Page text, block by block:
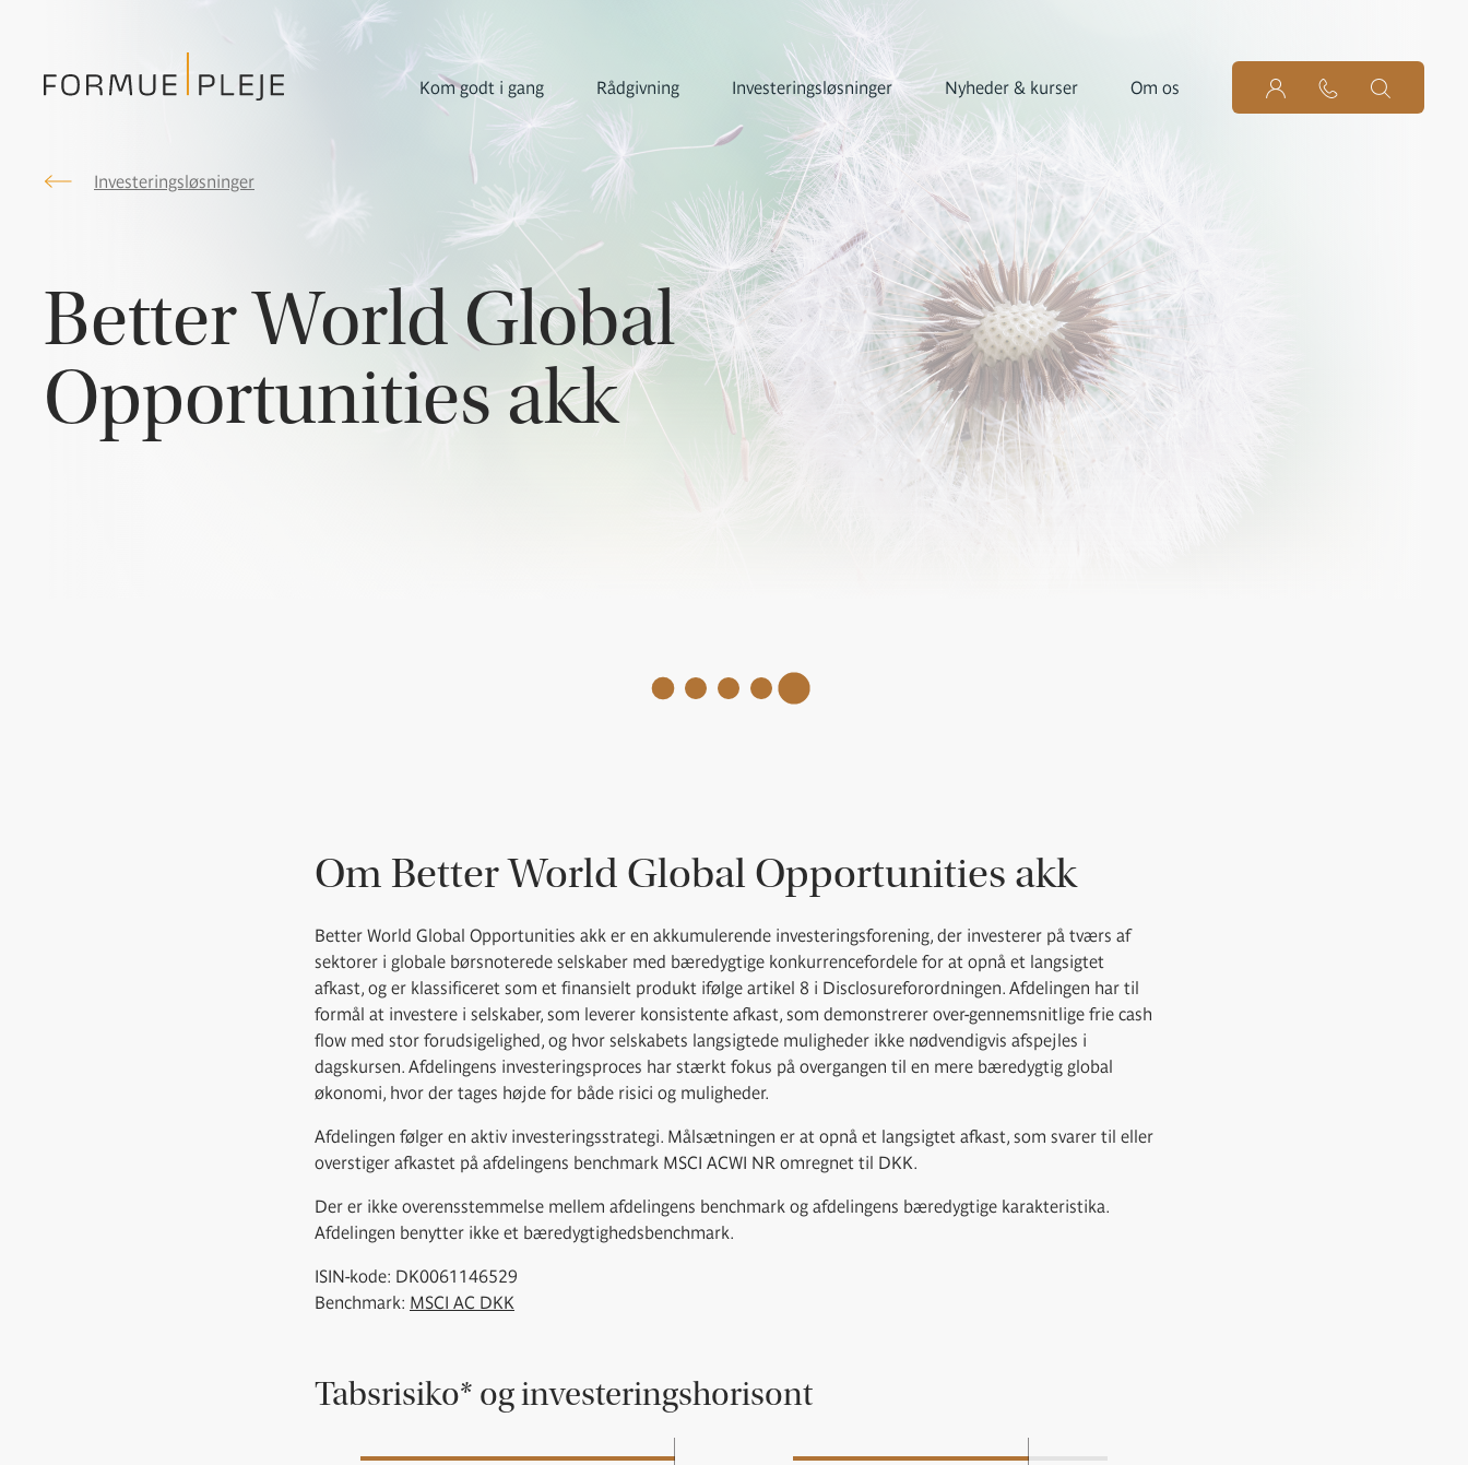
Kom godt i gang Rådgivning Investeringsløsninger Nyheder & kurser Om os
Investeringsløsninger
Better World Global
Opportunities akk
Om Better World Global Opportunities akk
Better World Global Opportunities akk er en akkumulerende investeringsforening, der investerer på tværs af
sektorer i globale børsnoterede selskaber med bæredygtige konkurrencefordele for at opnå et langsigtet
afkast, og er klassificeret som et finansielt produkt ifølge artikel 8 i Disclosureforordningen. Afdelingen har til
formål at investere i selskaber, som leverer konsistente afkast, som demonstrerer over-gennemsnitlige frie cash
flow med stor forudsigelighed, og hvor selskabets langsigtede muligheder ikke nødvendigvis afspejles i
dagskursen. Afdelingens investeringsproces har stærkt fokus på overgangen til en mere bæredygtig global
økonomi, hvor der tages højde for både risici og muligheder.
Afdelingen følger en aktiv investeringsstrategi. Målsætningen er at opnå et langsigtet afkast, som svarer til eller
overstiger afkastet på afdelingens benchmark MSCI ACWI NR omregnet til DKK.
Der er ikke overensstemmelse mellem afdelingens benchmark og afdelingens bæredygtige karakteristika.
Afdelingen benytter ikke et bæredygtighedsbenchmark.
ISIN-kode: DK0061146529
Benchmark: MSCI AC DKK
Tabsrisiko* og investeringshorisont